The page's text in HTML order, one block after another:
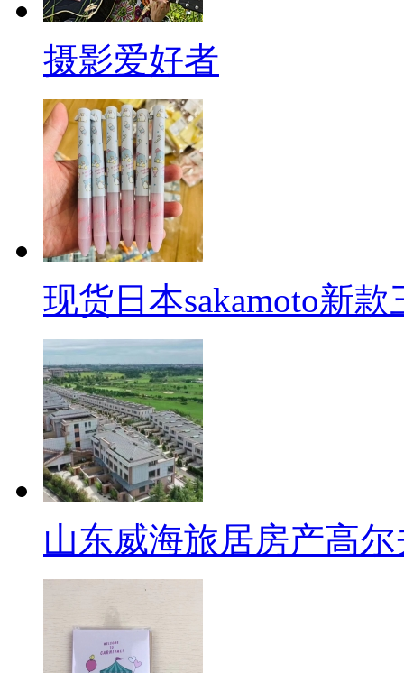
摄影爱好者
现货日本sakamoto新
山东威海旅居房产高